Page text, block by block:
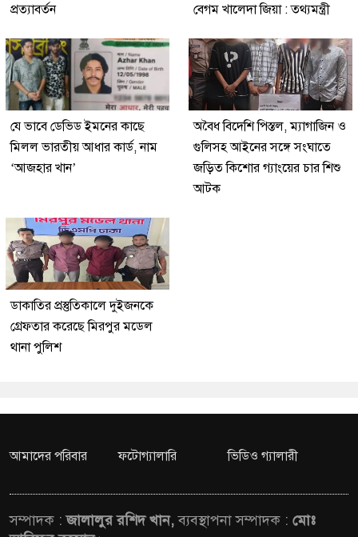
প্রত্যাবর্তন
বেগম খালেদা জিয়া : তথ্যমন্ত্রী
যে ভাবে ডেভিড ইমনের কাছে
মিলল ভারতীয় আধার কার্ড, নাম
‘আজহার খান’
অবৈধ বিদেশি পিস্তল, ম্যাগাজিন ও
গুলিসহ আইনের সঙ্গে সংঘাতে
জড়িত কিশোর গ্যাংয়ের চার শিশু
আটক
ডাকাতির প্রস্তুতিকালে দুইজনকে
গ্রেফতার করেছে মিরপুর মডেল
থানা পুলিশ
আমাদের পরিবার ফটোগ্যালারি ভিডিও গ্যালারী
সম্পাদক :জালালুর রশিদ খান,ব্যবস্থাপনা সম্পাদক : মোঃ